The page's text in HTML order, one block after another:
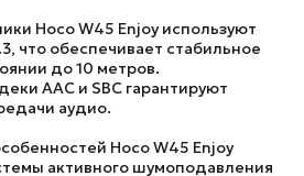
Hoco W45 Enjoy используют
что обеспечивает стабильное
до 10 метров.
AAC и SBC гарантируют
аудио.
Hoco W45 Enjoy
активного шумоподавления